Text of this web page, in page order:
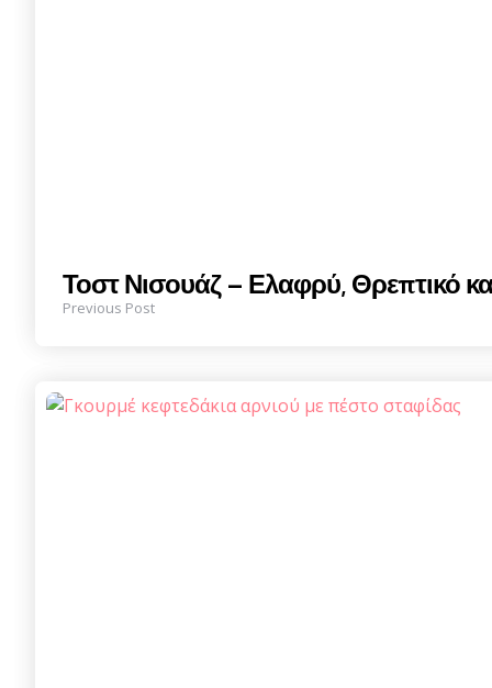
Τοστ Νισουάζ – Ελαφρύ, Θρεπτικό
Previous Post